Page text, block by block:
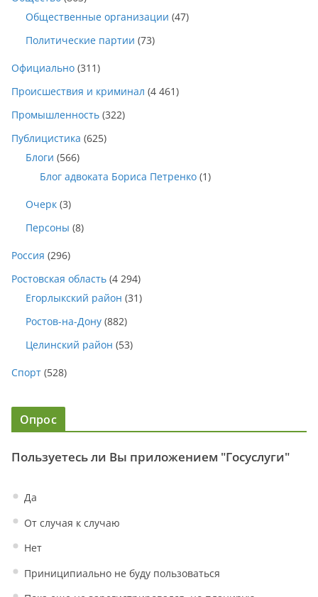
Общественные организации (47)
Политические партии (73)
Официально (311)
Происшествия и криминал (4 461)
Промышленность (322)
Публицистика (625)
Блоги (566)
Блог адвоката Бориса Петренко (1)
Очерк (3)
Персоны (8)
Россия (296)
Ростовская область (4 294)
Егорлыкский район (31)
Ростов-на-Дону (882)
Целинский район (53)
Спорт (528)
Опрос
Пользуетесь ли Вы приложением "Госуслуги"
Да
От случая к случаю
Нет
Приниципиально не буду пользоваться